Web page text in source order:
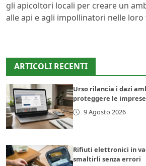
gli apicoltori locali per creare un
alle api e agli impollinatori nelle
ARTICOLI RECENTI
Urso rilancia i dazi
proteggere le
9 Agosto 2026
Rifiuti elettronici in
smaltirli senza errori